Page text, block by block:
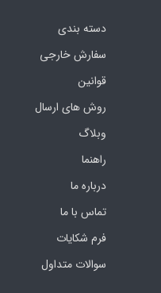
دسته بندی
سفارش خارجی
قوانین
روش های ارسال
وبلاگ
راهنما
درباره ما
تماس با ما
فرم‌ شکایات
سوالات متداول